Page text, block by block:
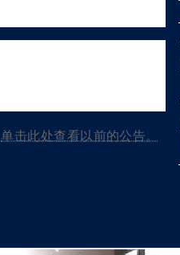
单击此处查看以前的公告。